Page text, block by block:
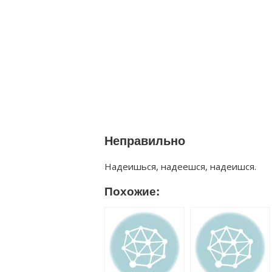
Неправильно
Надеишься, надеешся, надеишся.
Похожие: